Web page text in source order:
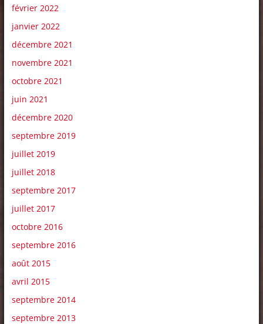
février 2022
janvier 2022
décembre 2021
novembre 2021
octobre 2021
juin 2021
décembre 2020
septembre 2019
juillet 2019
juillet 2018
septembre 2017
juillet 2017
octobre 2016
septembre 2016
août 2015
avril 2015
septembre 2014
septembre 2013